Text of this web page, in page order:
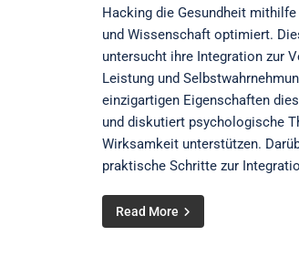
Hacking die Gesundheit
und Wissenschaft optimiert.
untersucht ihre Integration zur
Leistung und
einzigartigen Eigenschaften
und diskutiert psychologische
Wirksamkeit unterstützen.
praktische Schritte zur
Read More